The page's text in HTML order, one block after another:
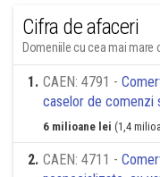
Cifra de afaceri
Domeniile cu cea mai mare
1. CAEN: 4791 -
caselor de comenzi
6 milioane lei (1,4
2. CAEN: 4711 -